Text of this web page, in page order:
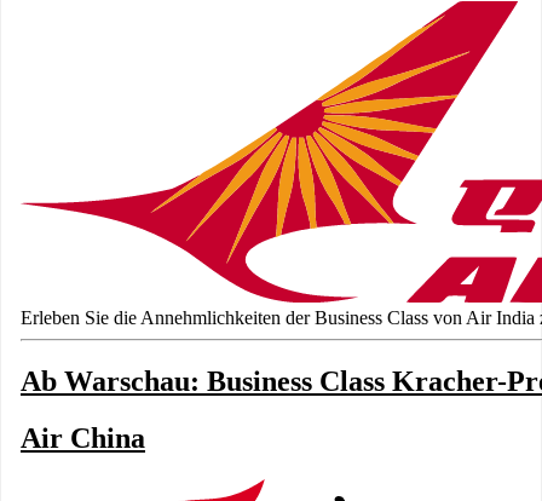
Erleben Sie die Annehmlichkeiten der Business Class von Air
Ab Warschau: Business Class Kracher-
Air China